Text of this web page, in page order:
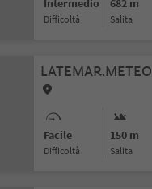
Intermedio
Difficoltà
682 m
Salita
LATEMAR.METEO
Facile
Difficoltà
150 m
Salita